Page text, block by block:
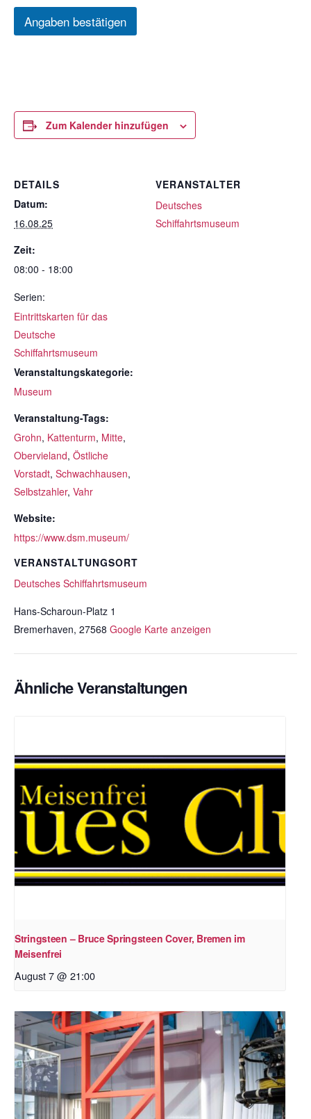
Angaben bestätigen
Zum Kalender hinzufügen
DETAILS
Datum:
16.08.25
Zeit:
08:00 - 18:00
Serien:
Eintrittskarten für das
Deutsche
Schiffahrtsmuseum
Veranstaltungskategorie:
Museum
Veranstaltung-Tags:
Grohn, Kattenturm, Mitte,
Obervieland, Östliche
Vorstadt, Schwachhausen,
Selbstzahler, Vahr
Website:
https://www.dsm.museum/
VERANSTALTUNGSORT
Deutsches Schiffahrtsmuseum
Hans-Scharoun-Platz 1
Bremerhaven, 27568 Google Karte anzeigen
VERANSTALTER
Deutsches
Schiffahrtsmuseum
Ähnliche Veranstaltungen
Stringsteen – Bruce Springsteen Cover, Bremen im
Meisenfrei
August 7 @ 21:00